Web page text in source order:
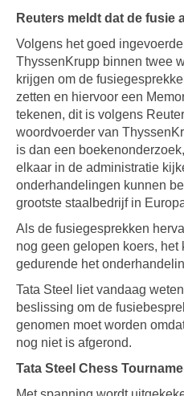
Reuters meldt dat de fusie
Volgens het goed
ThyssenKrupp binnen twee
krijgen om de
zetten en hiervoor een
tekenen, dit is volgens
woordvoerder van
is dan een
elkaar in de administratie
onderhandelingen kunnen
grootste staalbedrijf in
Als de fusiegesprekken
nog geen gelopen koers,
gedurende het
Tata Steel liet vandaag
beslissing om de
genomen moet worden
nog niet is afgerond.
Tata Steel Chess